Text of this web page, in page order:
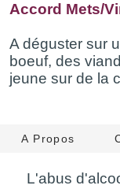
Accord Mets/
A déguster sur
boeuf, des
jeune sur de la
A Propos
L'abus